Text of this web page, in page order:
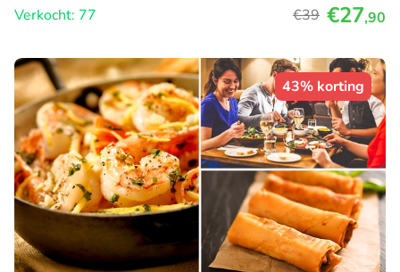
Verkocht: 77
€39 €27,90
43% korting